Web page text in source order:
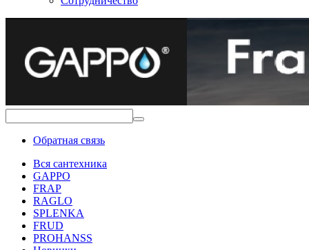
Обратная связь
Вся сантехника
GAPPO
FRAP
RAGLO
SPLENKA
FRUD
PROHANSS